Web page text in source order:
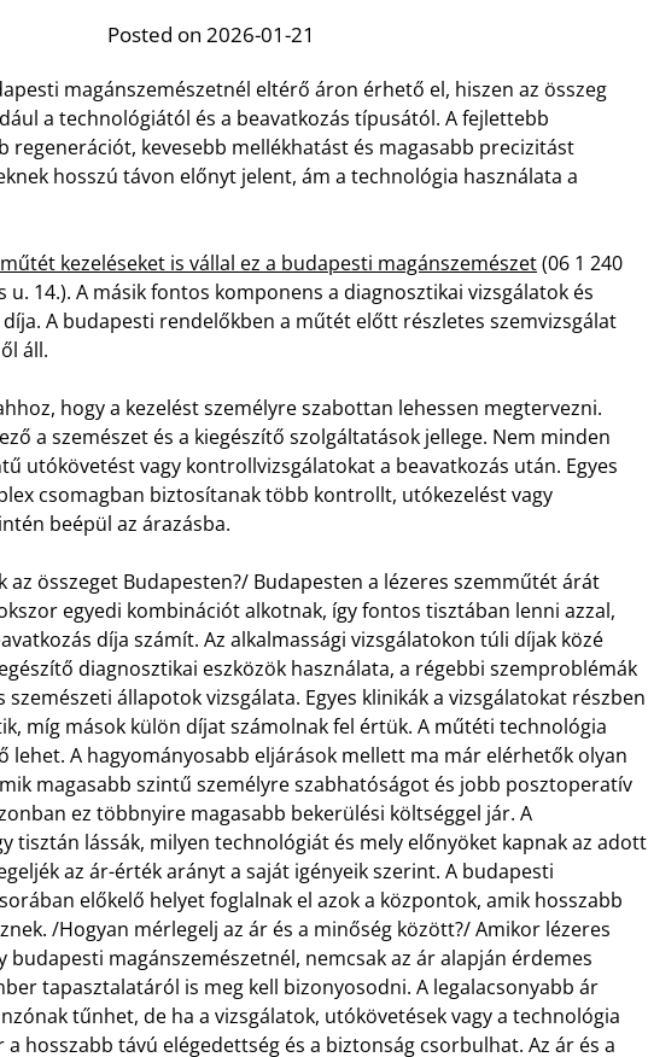
Posted on 2026-01-21
magánszemészetnél eltérő áron érhető el, hiszen az összeg
a technológiától és a beavatkozás típusától. A fejlettebb
regenerációt, kevesebb mellékhatást és magasabb precizitást
hosszú távon előnyt jelent, ám a technológia használata a
kezeléseket is vállal ez a budapesti magánszemészet(06 1 240
u. 14.). A másik fontos komponens a diagnosztikai vizsgálatok és
A budapesti rendelőkben a műtét előtt részletes szemvizsgálat
áll.
hogy a kezelést személyre szabottan lehessen megtervezni.
a szemészet és a kiegészítő szolgáltatások jellege. Nem minden
utókövetést vagy kontrollvizsgálatokat a beavatkozás után. Egyes
csomagban biztosítanak több kontrollt, utókezelést vagy
beépül az árazásba.
az összeget Budapesten?/ Budapesten a lézeres szemműtét árát
egyedi kombinációt alkotnak, így fontos tisztában lenni azzal,
díja számít. Az alkalmassági vizsgálatokon túli díjak közé
diagnosztikai eszközök használata, a régebbi szemproblémák
szemészeti állapotok vizsgálata. Egyes klinikák a vizsgálatokat részben
míg mások külön díjat számolnak fel értük. A műtéti technológia
lehet. A hagyományosabb eljárások mellett ma már elérhetők olyan
magasabb szintű személyre szabhatóságot és jobb posztoperatív
ez többnyire magasabb bekerülési költséggel jár. A
tisztán lássák, milyen technológiát és mely előnyöket kapnak az adott
az ár-érték arányt a saját igényeik szerint. A budapesti
előkelő helyet foglalnak el azok a központok, amik hosszabb
/Hogyan mérlegelj az ár és a minőség között?/ Amikor lézeres
magánszemészetnél, nemcsak az ár alapján érdemes
tapasztalatáról is meg kell bizonyosodni. A legalacsonyabb ár
tűnhet, de ha a vizsgálatok, utókövetések vagy a technológia
hosszabb távú elégedettség és a biztonság csorbulhat. Az ár és a